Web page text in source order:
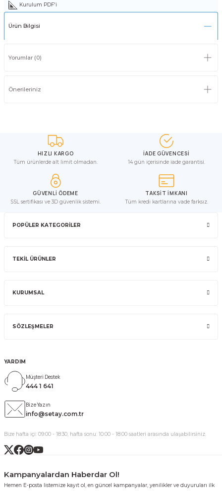
Kurulum PDF'i
Ürün Bilgisi
Yorumlar (0)
Önerileriniz
HIZLI KARGO
Tüm ürünlerde alt limit olmadan.
İADE GÜVENCESİ
14 gün içerisinde iade garantisi.
GÜVENLİ ÖDEME
SSL sertifikası ve 3D güvenlik sistemi.
TAKSİT İMKANI
Tüm kredi kartlarına vade farksız.
POPÜLER KATEGORİLER
TEKİL ÜRÜNLER
KURUMSAL
SÖZLEŞMELER
YARDIM
Müşteri Destek
444 1 641
Bize Yazın
info@setay.com.tr
Bize hafta içi: 09:00 - 18:30, hafta sonu: 10:00 - 18:00 saatleri arasında ulaşabilirsiniz.
Kampanyalardan Haberdar Ol!
Hemen E-posta listemize kayıt ol, en güncel kampanyalar, yenilikler ve duyuruları ilk